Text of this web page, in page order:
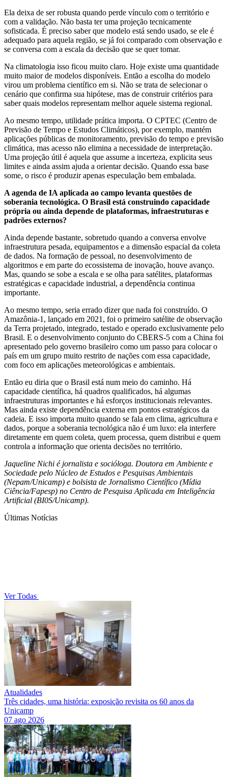
Ela deixa de ser robusta quando perde vínculo com o território e
com a validação. Não basta ter uma projeção tecnicamente
sofisticada. É preciso saber que modelo está sendo usado, se ele é
adequado para aquela região, se já foi comparado com observação e
se conversa com a escala da decisão que se quer tomar.
Na climatologia isso ficou muito claro. Hoje existe uma quantidade
muito maior de modelos disponíveis. Então a escolha do modelo
virou um problema científico em si. Não se trata de selecionar o
cenário que confirma sua hipótese, mas de construir critérios para
saber quais modelos representam melhor aquele sistema regional.
Ao mesmo tempo, utilidade prática importa. O CPTEC (Centro de
Previsão de Tempo e Estudos Climáticos), por exemplo, mantém
aplicações públicas de monitoramento, previsão do tempo e previsão
climática, mas acesso não elimina a necessidade de interpretação.
Uma projeção útil é aquela que assume a incerteza, explicita seus
limites e ainda assim ajuda a orientar decisão. Quando essa base
some, o risco é produzir apenas especulação bem embalada.
A agenda de IA aplicada ao campo levanta questões de
soberania tecnológica. O Brasil está construindo capacidade
própria ou ainda depende de plataformas, infraestruturas e
padrões externos?
Ainda depende bastante, sobretudo quando a conversa envolve
infraestrutura pesada, equipamentos e a dimensão espacial da coleta
de dados. Na formação de pessoal, no desenvolvimento de
algoritmos e em parte do ecossistema de inovação, houve avanço.
Mas, quando se sobe a escala e se olha para satélites, plataformas
estratégicas e capacidade industrial, a dependência continua
importante.
Ao mesmo tempo, seria errado dizer que nada foi construído. O
Amazônia-1, lançado em 2021, foi o primeiro satélite de observação
da Terra projetado, integrado, testado e operado exclusivamente pelo
Brasil. E o desenvolvimento conjunto do CBERS-5 com a China foi
apresentado pelo governo brasileiro como um passo para colocar o
país em um grupo muito restrito de nações com essa capacidade,
com foco em aplicações meteorológicas e ambientais.
Então eu diria que o Brasil está num meio do caminho. Há
capacidade científica, há quadros qualificados, há algumas
infraestruturas importantes e há esforços institucionais relevantes.
Mas ainda existe dependência externa em pontos estratégicos da
cadeia. E isso importa muito quando se fala em clima, agricultura e
dados, porque a soberania tecnológica não é um luxo: ela interfere
diretamente em quem coleta, quem processa, quem distribui e quem
controla a informação que orienta decisões no território.
Jaqueline Nichi é jornalista e socióloga. Doutora em Ambiente e
Sociedade pelo Núcleo de Estudos e Pesquisas Ambientais
(Nepam/Unicamp) e bolsista de Jornalismo Científico (Mídia
Ciência/Fapesp) no Centro de Pesquisa Aplicada em Inteligência
Artificial (BI0S/Unicamp).
Últimas Notícias
Ver Todas
Atualidades
Três cidades, uma história: exposição revisita os 60 anos da
Unicamp
07 ago 2026